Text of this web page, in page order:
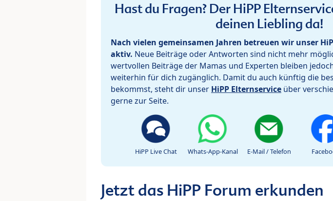
Hast du Fragen? Der HiPP
deinen Liebling da!
Nach vielen gemeinsamen Jahren betreuen wir unser
aktiv. Neue Beiträge oder Antworten sind nicht mehr
wertvollen Beiträge der Mamas und Experten bleiben
weiterhin für dich zugänglich. Damit du auch künftig die
bekommst, steht dir unser HiPP Elternservice über
gerne zur Seite.
HiPP Live Chat Whats-App-Kanal E-Mail / Telefon
Jetzt das HiPP Forum erkunden